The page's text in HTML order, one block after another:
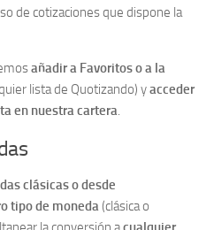
de cotizaciones que dispone la
añadir a Favoritos o a la
lista de Quotizando) yacceder
en nuestra cartera.
clásicas o desde
tipo de moneda(clásica o